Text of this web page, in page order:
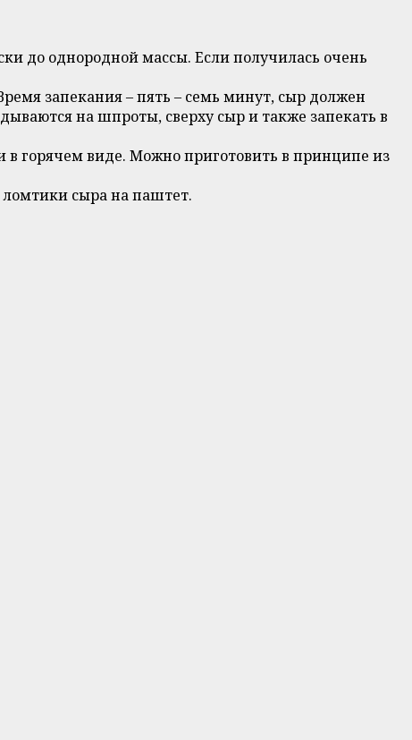
до однородной массы. Если получилась очень
запекания – пять – семь минут, сыр должен
на шпроты, сверху сыр и также запекать в
в горячем виде. Можно приготовить в принципе из
сыра на паштет.